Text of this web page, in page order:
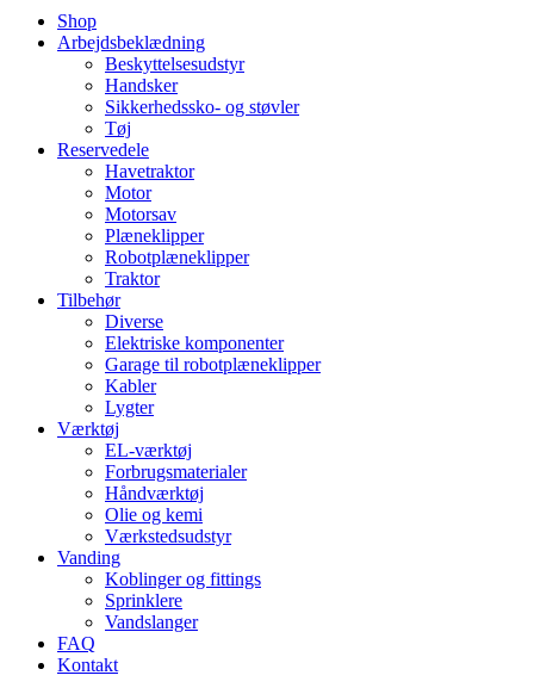
Shop
Arbejdsbeklædning
Beskyttelsesudstyr
Handsker
Sikkerhedssko- og støvler
Tøj
Reservedele
Havetraktor
Motor
Motorsav
Plæneklipper
Robotplæneklipper
Traktor
Tilbehør
Diverse
Elektriske komponenter
Garage til robotplæneklipper
Kabler
Lygter
Værktøj
EL-værktøj
Forbrugsmaterialer
Håndværktøj
Olie og kemi
Værkstedsudstyr
Vanding
Koblinger og fittings
Sprinklere
Vandslanger
FAQ
Kontakt